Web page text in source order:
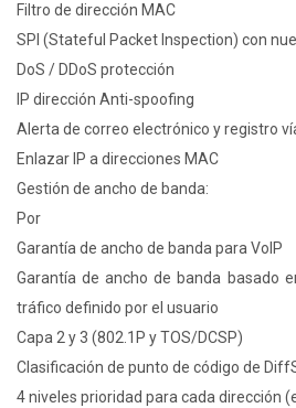
Filtro de dirección MAC
SPI (Stateful Packet Inspection) con
DoS / DDoS protección
IP dirección Anti-spoofing
Alerta de correo electrónico y registro
Enlazar IP a direcciones MAC
Gestión de ancho de banda:
Por
Garantía de ancho de banda para VoIP
Garantía de ancho de banda basado
tráfico definido por el usuario
Capa 2 y 3 (802.1P y TOS/DCSP)
Clasificación de punto de código de
4 niveles prioridad para cada dirección